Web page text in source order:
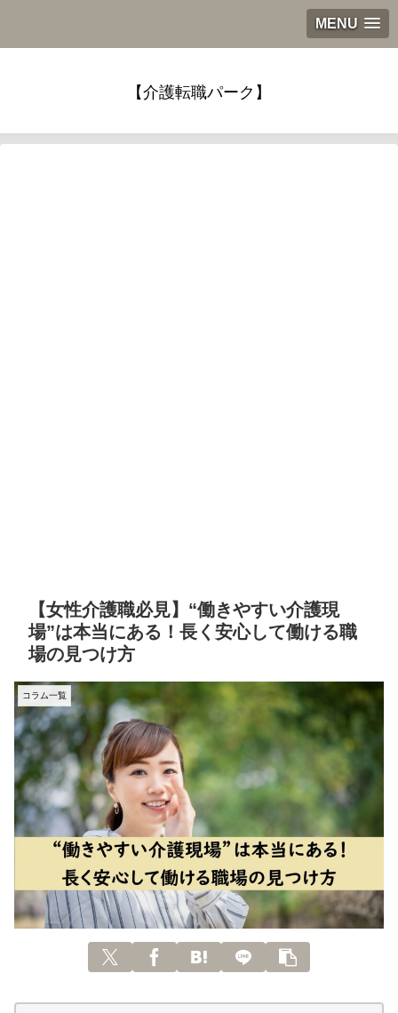
MENU
【介護転職パーク】
【女性介護職必見】“働きやすい介護現
場”は本当にある！長く安心して働ける職
場の見つけ方
コラム一覧